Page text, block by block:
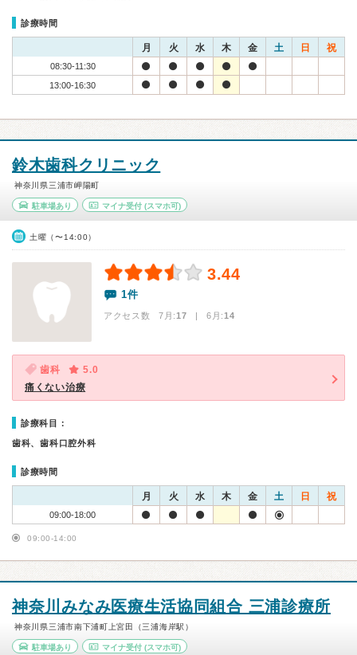
診療時間
月 火 水 木 金 土 日 祝
08:30-11:30
13:00-16:30
鈴木歯科クリニック
神奈川県三浦市岬陽町
駐車場あり マイナ受付(スマホ可)
土曜（〜14:00）
3.44
1件
アクセス数 7月:17 | 6月:14
歯科
5.0
痛くない治療
診療科目：
歯科、歯科口腔外科
診療時間
月 火 水 木 金 土 日 祝
09:00-18:00
09:00-14:00
神奈川みなみ医療生活協同組合 三浦診療所
神奈川県三浦市南下浦町上宮田（三浦海岸駅）
駐車場あり マイナ受付(スマホ可)